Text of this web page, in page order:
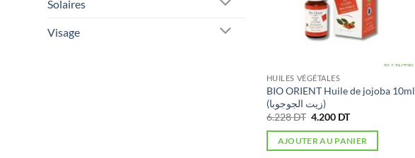
Solaires
Visage
HUILES VÉGÉTALES
BIO ORIENT Huile de jojoba 10ml
(زيت الجوجوبا)
6.228DT Le
initial
était :
4.200 DTLe
actuel
est :
AJOUTER AU PANIER